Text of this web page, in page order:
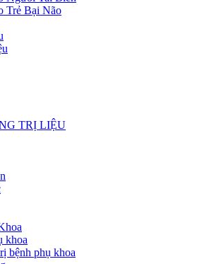
Trẻ Bại Não
TRỊ LIỆU
khoa
bệnh phụ khoa